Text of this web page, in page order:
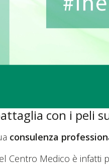
con i peli
consulenza
Centro Medico è infatti